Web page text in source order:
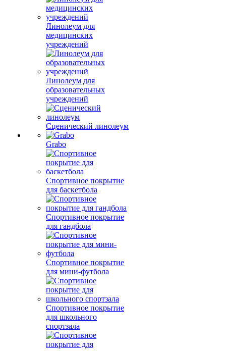
Линолеум для
медицинских
учреждений
Линолеум для
образовательных
учреждений
Сценический линолеум
Grabo
Спортивное покрытие
для баскетбола
Спортивное покрытие
для гандбола
Спортивное покрытие
для мини-футбола
Спортивное покрытие
для школьного
спортзала